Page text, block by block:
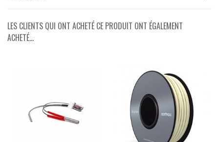
LES CLIENTS QUI ONT ACHETÉ CE PRODUIT ONT ÉGALEMENT
ACHETÉ...